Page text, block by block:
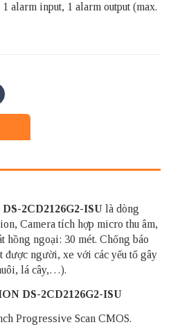
alarm input, 1 alarm output (max.
DS-2CD2126G2-ISU là dòng
Camera tích hợp micro thu âm,
hồng ngoại: 30 mét. Chống báo
được người, xe với các yếu tố gây
lá cây,…).
DS-2CD2126G2-ISU
Progressive Scan CMOS.